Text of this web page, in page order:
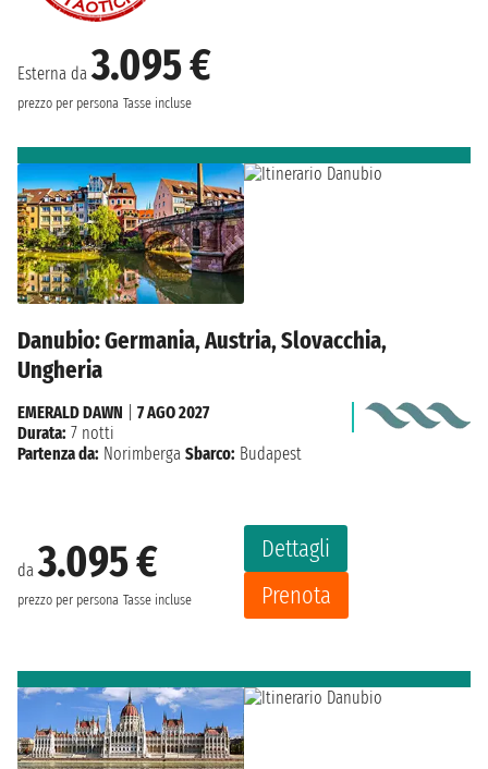
Esterna da3.095 €
prezzo per persona Tasse incluse
Danubio: Germania, Austria, Slovacchia,
Ungheria
da3.095 €
prezzo per persona Tasse incluse
Dettagli
Prenota
EMERALD DAWN
7 AGO 2027
Durata: 7 notti
Partenza da: Norimberga Sbarco: Budapest